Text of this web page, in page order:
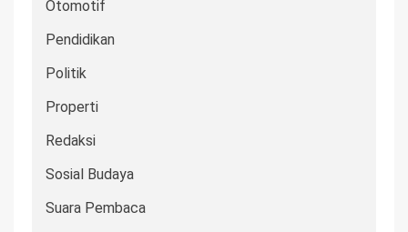
Otomotif
Pendidikan
Politik
Properti
Redaksi
Sosial Budaya
Suara Pembaca